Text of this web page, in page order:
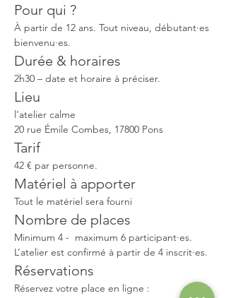
Pour qui ?
À partir de 12 ans. Tout niveau, débutant·es
bienvenu·es.
Durée & horaires
2h30 – date et horaire à préciser.
Lieu
l’atelier calme
20 rue Émile Combes, 17800 Pons
Tarif
42 € par personne.
Matériel à apporter
Tout le matériel sera fourni
Nombre de places
Minimum 4 -  maximum 6 participant·es.
L’atelier est confirmé à partir de 4 inscrit·es.
Réservations
Réservez votre place en ligne :